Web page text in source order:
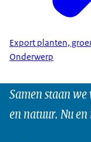
Export planten,
Onderwerp
Samen staan
en natuur. Nu